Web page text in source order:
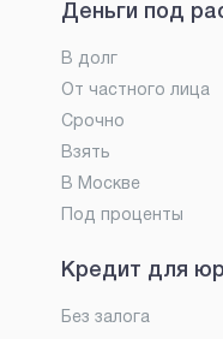
Деньги под
В долг
От частного лица
Срочно
Взять
В Москве
Под проценты
Кредит для
Без залога